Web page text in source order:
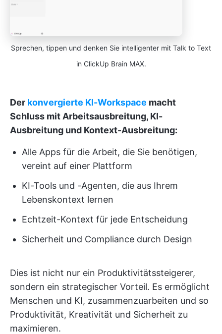
Sprechen, tippen und denken Sie intelligenter mit Talk to Text
in ClickUp Brain MAX.
Der konvergierte KI-Workspace macht
Schluss mit Arbeitsausbreitung, KI-
Ausbreitung und Kontext-Ausbreitung:
Alle Apps für die Arbeit, die Sie benötigen,
vereint auf einer Plattform
KI-Tools und -Agenten, die aus Ihrem
Lebenskontext lernen
Echtzeit-Kontext für jede Entscheidung
Sicherheit und Compliance durch Design
Dies ist nicht nur ein Produktivitätssteigerer,
sondern ein strategischer Vorteil. Es ermöglicht
Menschen und KI, zusammenzuarbeiten und so
Produktivität, Kreativität und Sicherheit zu
maximieren.